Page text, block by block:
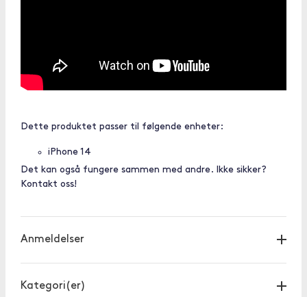
Dette produktet passer til følgende enheter:
iPhone 14
Det kan også fungere sammen med andre. Ikke sikker?
Kontakt oss!
Anmeldelser
Kategori(er)